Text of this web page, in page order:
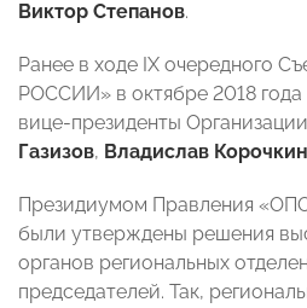
Виктор Степанов.
Ранее в ходе IX очередного
РОССИИ» в октябре 2018
вице-президенты
Газизов, Владислав Корочкин
Президиумом Правления
были утверждены решения
органов региональных
председателей. Так,